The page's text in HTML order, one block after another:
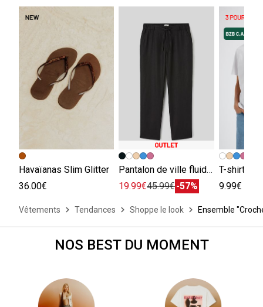
Havaïanas Slim Glitter
36.00€
Pantalon de ville fluide viscose lin
19.99€45.99€-57%
T-shirt
9.99€
Vêtements Tendances Shoppe le look Ensemble
NOS BEST DU MOMENT